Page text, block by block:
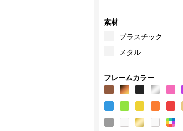
素材
プラスチック
メタル
フレームカラー